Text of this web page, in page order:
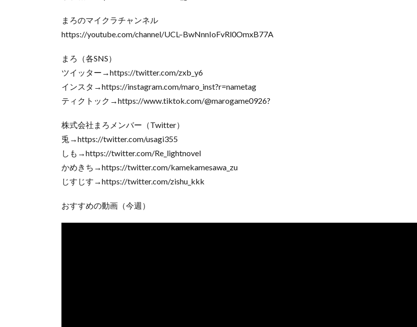
まろのマイクラチャンネル
https://youtube.com/channel/UCL–BwNnnIoFvRl0OmxB77A
まろ（各SNS）
ツイッター→https://twitter.com/zxb_y6
インスタ→https://instagram.com/maro_inst?r=nametag
ティクトック→https://www.tiktok.com/@marogame0926?
株式会社まろメンバー（Twitter）
兎→https://twitter.com/usagi355
しも→https://twitter.com/Re_lightnovel
かめきち→https://twitter.com/kamekamesawa_zu
じすじす→https://twitter.com/zishu_kkk
おすすめの動画（今週）